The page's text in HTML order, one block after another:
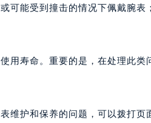
可能受到撞击的情况下佩戴腕表
用寿命。重要的是，在处理此类
维护和保养的问题，可以拨打页